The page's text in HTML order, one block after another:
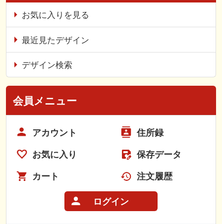
お気に入りを見る
最近見たデザイン
デザイン検索
会員メニュー
アカウント 住所録
お気に入り 保存データ
カート 注文履歴
ログイン